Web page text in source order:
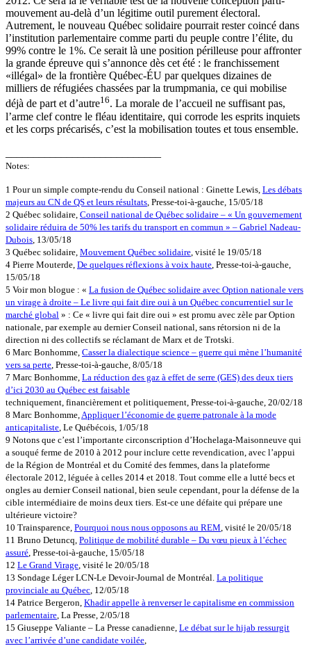
mouvement au-delà d’un légitime outil purement électoral.
Autrement, le nouveau Québec solidaire pourrait rester coincé dans
l’institution parlementaire comme parti du peuple contre l’élite, du
99% contre le 1%. Ce serait là une position périlleuse pour affronter
la grande épreuve qui s’annonce dès cet été : le franchissement
«illégal» de la frontière Québec-ÉU par quelques dizaines de
milliers de réfugiées chassées par la trumpmania, ce qui mobilise
déjà de part et d’autre16. La morale de l’accueil ne suffisant pas,
l’arme clef contre le fléau identitaire, qui corrode les esprits inquiets
et les corps précarisés, c’est la mobilisation toutes et tous ensemble.
Notes:
1 Pour un simple compte-rendu du Conseil national : Ginette Lewis, Les débats
majeurs au CN de QS et leurs résultats , Presse-toi-à-gauche, 15/05/18
2 Québec solidaire, Conseil national de Québec solidaire – « Un gouvernement
solidaire réduira de 50% les tarifs du transport en commun » – Gabriel Nadeau-
Dubois , 13/05/18
3 Québec solidaire, Mouvement Québec solidaire , visité le 19/05/18
4 Pierre Mouterde, De quelques réflexions à voix haute , Presse-toi-à-gauche,
15/05/18
5 Voir mon blogue : « La fusion de Québec solidaire avec Option nationale vers
un virage à droite – Le livre qui fait dire oui à un Québec concurrentiel sur le
marché global » : Ce « livre qui fait dire oui » est promu avec zèle par Option
nationale, par exemple au dernier Conseil national, sans rétorsion ni de la
direction ni des collectifs se réclamant de Marx et de Trotski.
6 Marc Bonhomme, Casser la dialectique science – guerre qui mène l’humanité
vers sa perte , Presse-toi-à-gauche, 8/05/18
7 Marc Bonhomme, La réduction des gaz à effet de serre (GES) des deux tiers
d’ici 2030 au Québec est faisable
techniquement, financièrement et politiquement, Presse-toi-à-gauche, 20/02/18
8 Marc Bonhomme, Appliquer l’économie de guerre patronale à la mode
anticapitaliste , Le Québécois, 1/05/18
9 Notons que c’est l’importante circonscription d’Hochelaga-Maisonneuve qui
a souqué ferme de 2010 à 2012 pour inclure cette revendication, avec l’appui
de la Région de Montréal et du Comité des femmes, dans la plateforme
électorale 2012, léguée à celles 2014 et 2018. Tout comme elle a lutté becs et
ongles au dernier Conseil national, bien seule cependant, pour la défense de la
cible intermédiaire de moins deux tiers. Est-ce une défaite qui prépare une
ultérieure victoire?
10 Trainsparence, Pourquoi nous nous opposons au REM , visité le 20/05/18
11 Bruno Detuncq, Politique de mobilité durable – Du vœu pieux à l’échec
assuré , Presse-toi-à-gauche, 15/05/18
12 Le Grand Virage , visité le 20/05/18
13 Sondage Léger LCN-Le Devoir-Journal de Montréal. La politique
provinciale au Québec , 12/05/18
14 Patrice Bergeron, Khadir appelle à renverser le capitalisme en commission
parlementaire , La Presse, 2/05/18
15 Giuseppe Valiante – La Presse canadienne, Le débat sur le hijab ressurgit
avec l’arrivée d’une candidate voilée